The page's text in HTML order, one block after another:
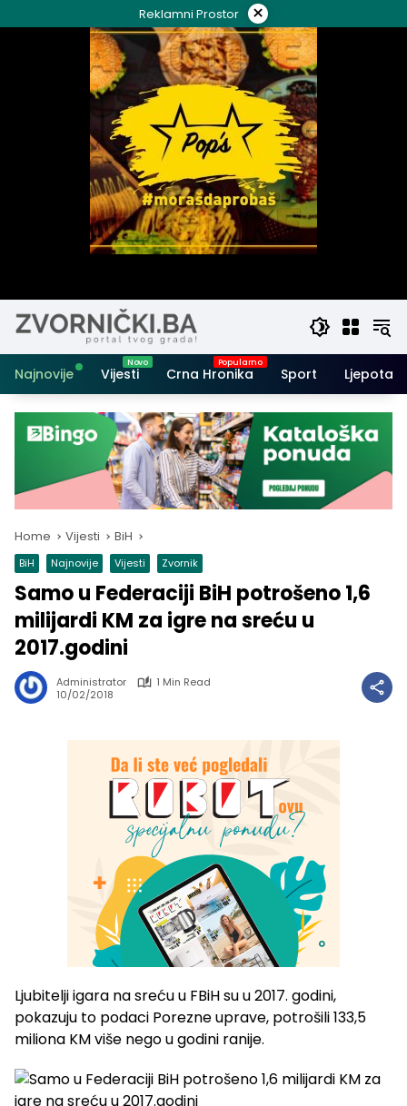
to
Reklamni Prostor ×
Najnovije Vijesti Crna Hronika Sport Ljepota i
Home Vijesti BiH
BiH Najnovije Vijesti Zvornik
Samo u Federaciji BiH potrošeno 1,6
milijardi KM za igre na sreću u
2017.godini
Administrator
1 Min Read
10/02/2018
Ljubitelji igara na sreću u FBiH su u 2017. godini,
pokazuju to podaci Porezne uprave, potrošili 133,5
miliona KM više nego u godini ranije.